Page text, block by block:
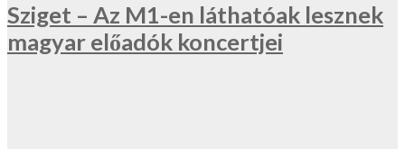
Sziget – Az M1-en láthatóak lesznek
magyar előadók koncertjei